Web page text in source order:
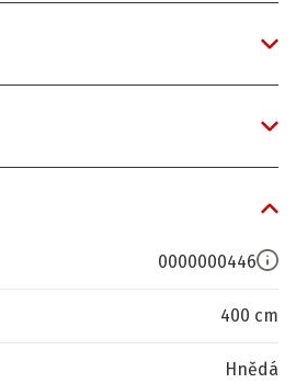
0000000446
400 cm
Hnědá